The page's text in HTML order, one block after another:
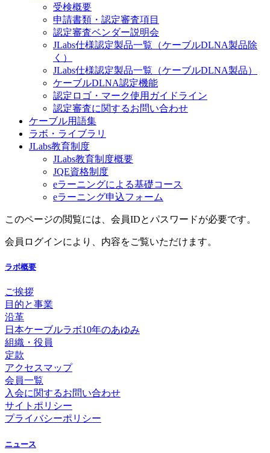
受検概要
申請書類・認定審査項目
認定審査ベンダー説明会
JLabs仕様認定製品一覧（ケーブルDLNA製品除
く）
JLabs仕様認定製品一覧（ケーブルDLNA製品）
ケーブルDLNA認定機能
認定ロゴ・マーク使用ガイドライン
認定審査に関するお問い合わせ
ケーブル用語集
ラボ・ライブラリ
JLabs教育制度
JLabs教育制度概要
JQE資格制度
eラーニングによる基礎コース
eラーニング申込フォーム
このページの閲覧には、会員IDとパスワードが必要です。
会員ログインにより、内容をご覧いただけます。
ラボ概要
ご挨拶
目的と事業
沿革
日本ケーブルラボ10年のあゆみ
組織・役員
定款
アクセスマップ
会員一覧
入会に関するお問い合わせ
サイトポリシー
プライバシーポリシー
ニュース